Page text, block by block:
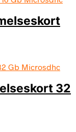
32